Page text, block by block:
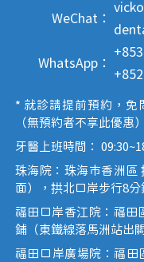
WeChat：
WhatsApp：
* 就診請提前預約，免
（無預約者不享此優惠）
牙醫上班時間：
珠海院：珠海市香洲區
面），拱北口岸步行8分
福田口岸香江院：福田
鋪（東鐵線落馬洲站出
福田口岸廣場院：福田